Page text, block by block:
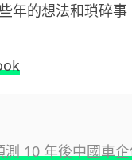
年的想法和瑣碎事
測 10 年後中國車